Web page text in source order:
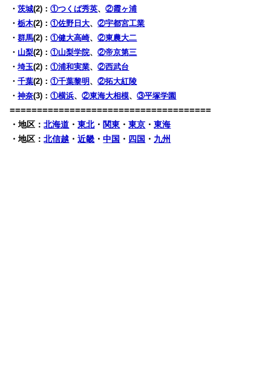
・茨城(2)：①つくば秀英、②霞ヶ浦
・栃木(2)：①佐野日大、②宇都宮工業
・群馬(2)：①健大高崎、②東農大二
・ 山梨(2)：①山梨学院、②帝京第三
・埼玉(2)：①浦和実業、②西武台
・千葉(2)：①千葉黎明 、②拓大紅陵
・神奈(3)：①横浜、②東海大相模、③平塚学園
=====================================
・地区：北海道 ・東北・ 関東 ・東京 ・東海
・地区：北信越 ・近畿 ・中国 ・ 四国 ・ 九州